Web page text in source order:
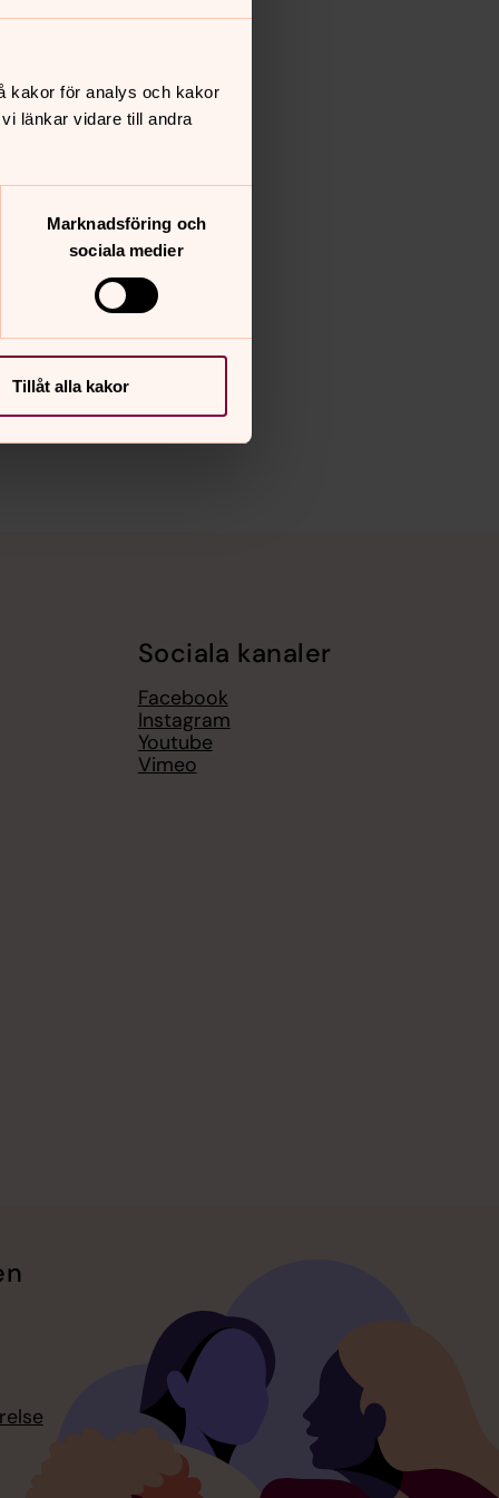
kakor för analys och kakor
länkar vidare till andra
Marknadsföring och
sociala medier
Tillåt alla kakor
Sociala kanaler
Facebook
Instagram
Youtube
Vimeo